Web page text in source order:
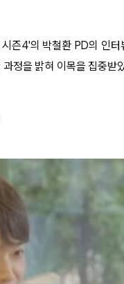
즌4'의 박철환 PD의 인터
정을 밝혀 이목을 집중받